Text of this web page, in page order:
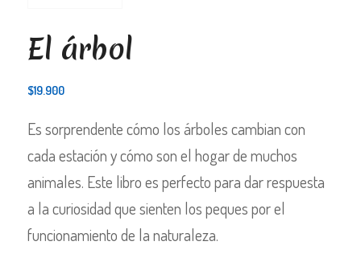
El árbol
$19.900
Es sorprendente cómo los árboles cambian con
cada estación y cómo son el hogar de muchos
animales. Este libro es perfecto para dar respuesta
a la curiosidad que sienten los peques por el
funcionamiento de la naturaleza.